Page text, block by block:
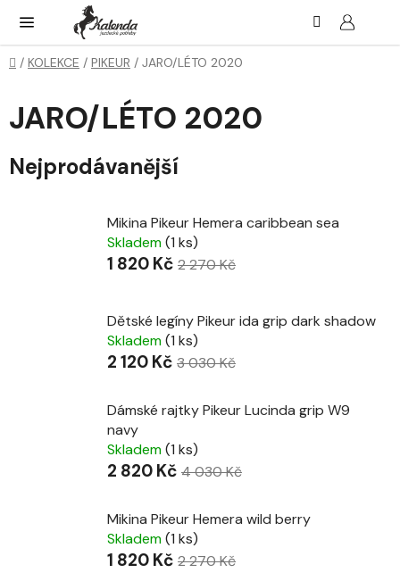
obsah
Domů
/ KOLEKCE / PIKEUR / JARO/LÉTO 2020
JARO/LÉTO 2020
Nejprodávanější
Mikina Pikeur Hemera caribbean sea
Skladem(1 ks)
1 820 Kč 2 270 Kč
Dětské legíny Pikeur ida grip dark shadow
Skladem(1 ks)
2 120 Kč 3 030 Kč
Dámské rajtky Pikeur Lucinda grip W9
navy
Skladem(1 ks)
2 820 Kč 4 030 Kč
Mikina Pikeur Hemera wild berry
Skladem(1 ks)
1 820 Kč 2 270 Kč